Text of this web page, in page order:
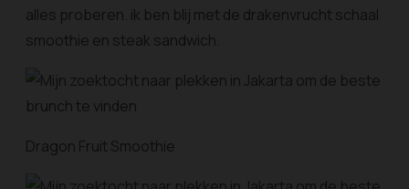
alles proberen. ik ben blij met de drakenvrucht schaal
smoothie en steak sandwich.
Dragon Fruit Smoothie